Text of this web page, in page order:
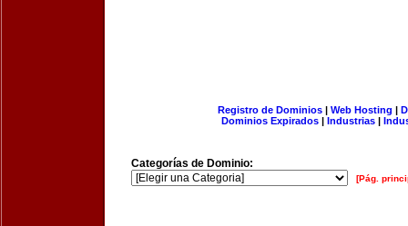
Registro de Dominios| Web Hosting |
Dominios Expirados | Industrias |
Categorías de Dominio:
[Pág.